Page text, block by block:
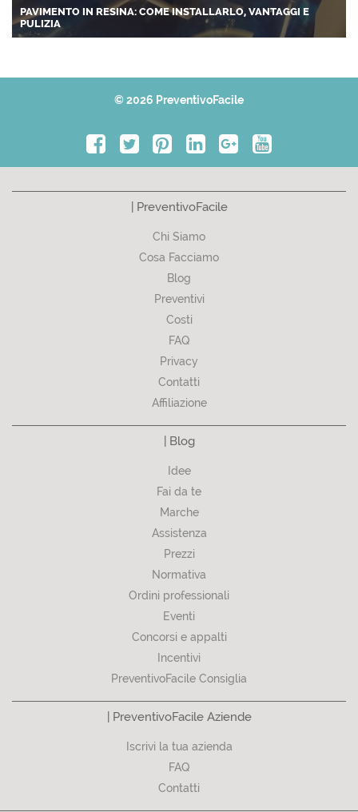
PAVIMENTO IN RESINA: COME INSTALLARLO, VANTAGGI E
PULIZIA
© 2026 PreventivoFacile
| PreventivoFacile
Chi Siamo
Cosa Facciamo
Blog
Preventivi
Costi
FAQ
Privacy
Contatti
Affiliazione
| Blog
Idee
Fai da te
Marche
Assistenza
Prezzi
Normativa
Ordini professionali
Eventi
Concorsi e appalti
Incentivi
PreventivoFacile Consiglia
| PreventivoFacile Aziende
Iscrivi la tua azienda
FAQ
Contatti